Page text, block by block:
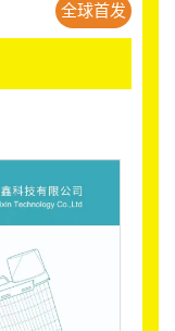
全球首发